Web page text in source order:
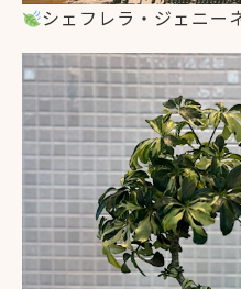
シェフレラ・ジェニー